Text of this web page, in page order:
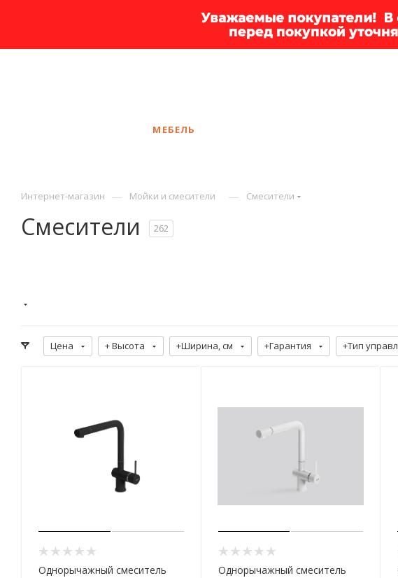
МЕБЕЛЬ
Интернет-магазин — Мойки и смесители — Смесители
Смесители 262
Цена + Высота +Ширина, см +Гарантия +Тип
Однорычажный смеситель
Однорычажный смеситель